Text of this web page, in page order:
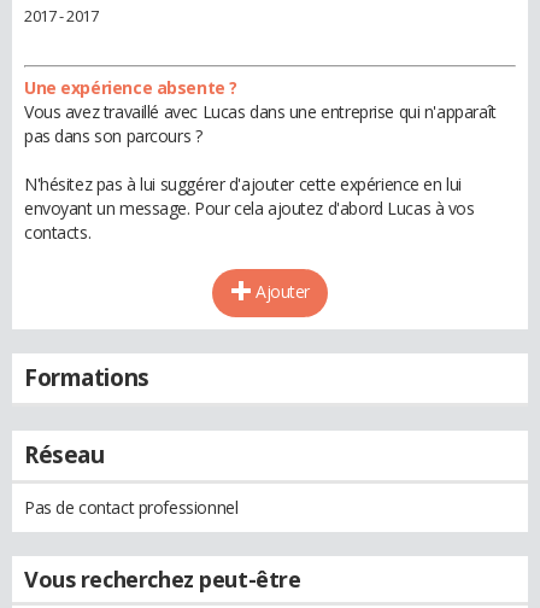
2017 - 2017
Une expérience absente ?
Vous avez travaillé avec Lucas dans une entreprise qui n'apparaît
pas dans son parcours ?
N'hésitez pas à lui suggérer d'ajouter cette expérience en lui
envoyant un message. Pour cela ajoutez d'abord Lucas à vos
contacts.
Ajouter
Formations
Réseau
Pas de contact professionnel
Vous recherchez peut-être